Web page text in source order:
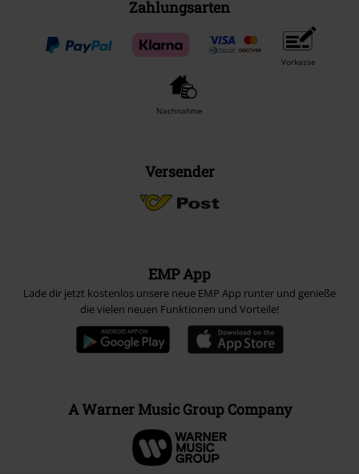
Zahlungsarten
Vorkasse
Nachnahme
Versender
EMP App
Lade dir jetzt kostenlos unsere neue EMP App runter und genieße
die vielen neuen Funktionen und Vorteile!
A Warner Music Group Company